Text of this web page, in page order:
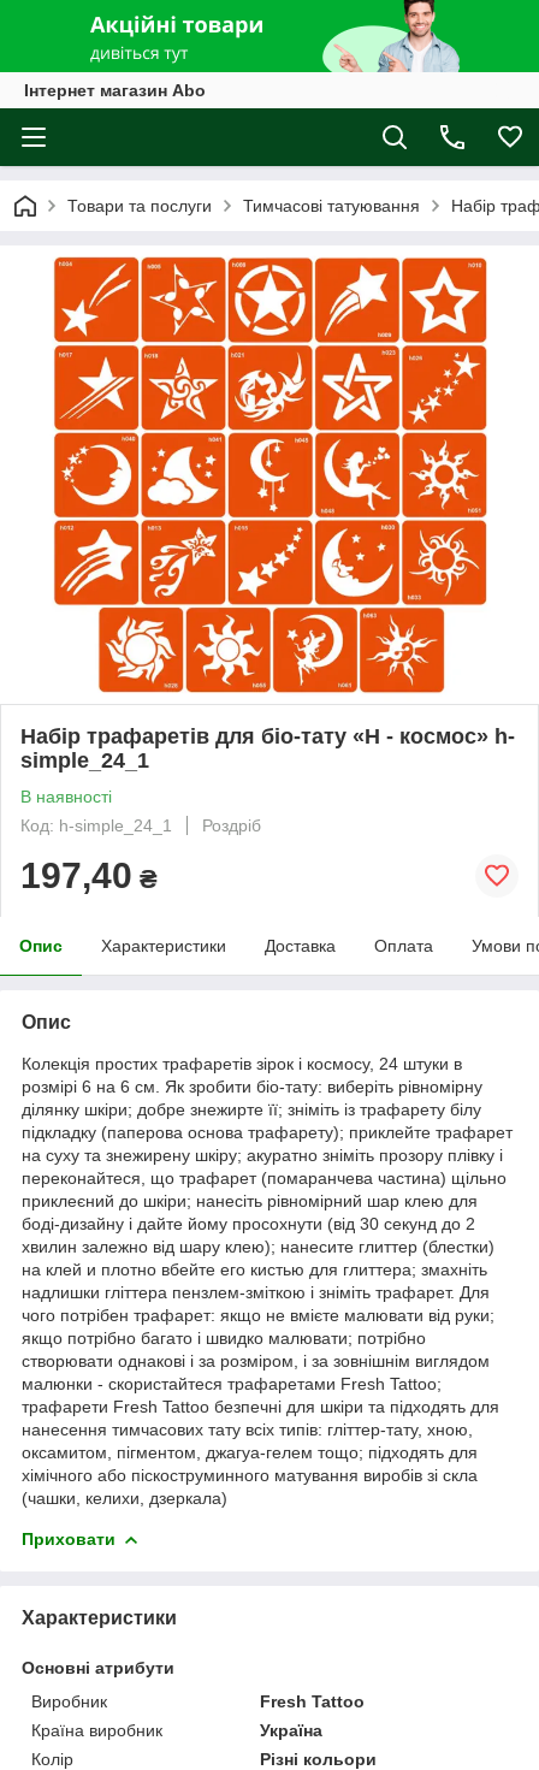
Інтернет магазин Abo
Товари та послуги Тимчасові татуювання Набір
Набір трафаретів для біо-тату «H - космос» h-
simple_24_1
В наявності
Код: h-simple_24_1
Роздріб
197,40 ₴
Опис Характеристики Доставка Оплата Умови
Опис
Колекція простих трафаретів зірок і космосу, 24 штуки в
розмірі 6 на 6 см. Як зробити біо-тату: виберіть рівномірну
ділянку шкіри; добре знежирте її; зніміть із трафарету білу
підкладку (паперова основа трафарету); приклейте трафарет
на суху та знежирену шкіру; акуратно зніміть прозору плівку і
переконайтеся, що трафарет (помаранчева частина) щільно
приклеєний до шкіри; нанесіть рівномірний шар клею для
боді-дизайну і дайте йому просохнути (від 30 секунд до 2
хвилин залежно від шару клею); нанесите глиттер (блестки)
на клей и плотно вбейте его кистью для глиттера; змахніть
надлишки гліттера пензлем-зміткою і зніміть трафарет. Для
чого потрібен трафарет: якщо не вмієте малювати від руки;
якщо потрібно багато і швидко малювати; потрібно
створювати однакові і за розміром, і за зовнішнім виглядом
малюнки - скористайтеся трафаретами Fresh Tattoo;
трафарети Fresh Tattoo безпечні для шкіри та підходять для
нанесення тимчасових тату всіх типів: гліттер-тату, хною,
оксамитом, пігментом, джагуа-гелем тощо; підходять для
хімічного або піскоструминного матування виробів зі скла
(чашки, келихи, дзеркала)
Приховати
Характеристики
Основні атрибути
Виробник
Fresh Tattoo
Країна виробник
Україна
Колір
Різні кольори